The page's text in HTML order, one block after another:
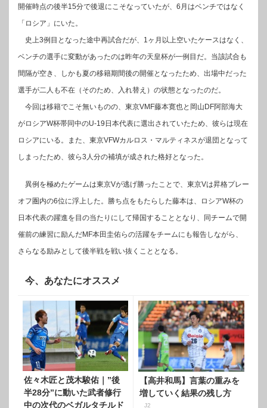
開催時点の後半15分で後退にこそなっていたが、6月はベンチではなく
「ロシア」にいた。
史上3例目となった途中再試合だが、1ヶ月以上空いたケースはなく、
ベンチの選手に変動があったのは昨年の天皇杯が一例目だ。当該試合も
間隔が空き、しかも夏の移籍期間後の開催となったため、出場中だった
選手が二人も不在（そのため、入れ替え）の状態となったのだ。
今回は移籍でこそ無いものの、東京VMF藤本寛也と岡山DF阿部海大
がロシアW杯帯同中のU-19日本代表に選出されていたため、彼らは現在
ロシアにいる。また、東京VFWカルロス・マルティネスが退団となって
しまったため、彼ら3人分の補填が成された格好となった。
異例を極めたゲームは東京Vが逃げ勝ったことで、東京Vは昇格プレー
オフ圏内の6位に浮上した。勝ち点をもたらした藤本は、ロシアW杯の
日本代表の躍進を目の当たりにして帰国することとなり、同チームで開
催前の練習に励んだMF本田圭佑らの活躍をチームにも報告しながら、
さらなる励みとして後半戦を戦い抜くこととなる。
今、あなたにオススメ
佐々木匠と茂木駿佑｜”後
半28分”に動いた武者修行
中の次代のベガルタチルド
【高井和馬】言葉の重みを
増していく結果の残し方
J2